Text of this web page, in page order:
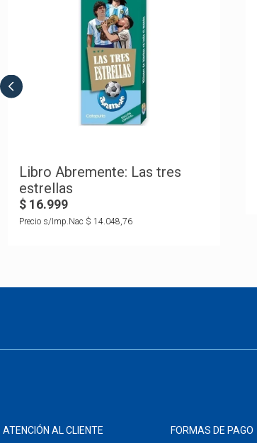
Libro Abremente: Las tres
estrellas
$ 16.999
Precio s/Imp.Nac $ 14.048,76
ATENCIÓN AL CLIENTE FORMAS DE PAGO